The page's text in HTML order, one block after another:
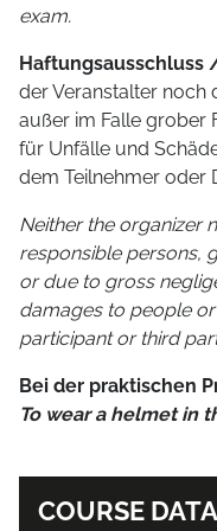
exam.
Haftungsausschluss
der Veranstalter noch
außer im Falle grober
für Unfälle und
dem Teilnehmer oder
Neither the organizer
responsible persons,
or due to gross
damages to people
participant or third
Bei der praktischen
To wear a helmet in
COURSE DATA